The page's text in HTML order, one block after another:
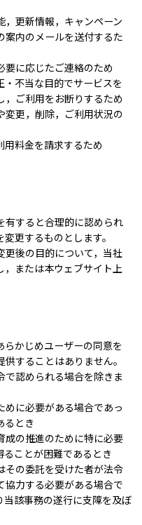
，更新情報，キャンペーン
案内のメールを送付するた
要に応じたご連絡のため
・不当な目的でサービスを
，ご利用をお断りするため
変更，削除，ご利用状況の
用料金を請求するため
有すると合理的に認められ
更するものとします。
更後の目的について，当社
，または本ウェブサイト上
らかじめユーザーの同意を
することはありません。
で認められる場合を除きま
めに必要がある場合であっ
るとき
成の推進のために特に必要
ることが困難であるとき
その委託を受けた者が法令
協力する必要がある場合で
当該事務の遂行に支障を及ぼ